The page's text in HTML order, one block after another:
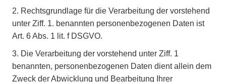
2. Rechtsgrundlage für die Verarbeitung der vorstehend
unter Ziff. 1. benannten personenbezogenen Daten ist
Art. 6 Abs. 1 lit. f DSGVO.
3. Die Verarbeitung der vorstehend unter Ziff. 1
benannten, personenbezogenen Daten dient allein dem
Zweck der Abwicklung und Bearbeitung Ihrer